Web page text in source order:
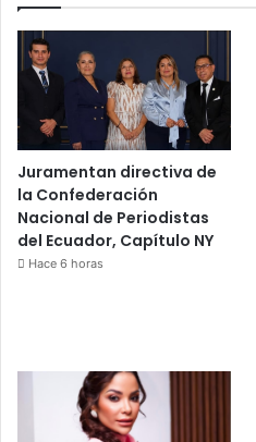
Juramentan directiva de
la Confederación
Nacional de Periodistas
del Ecuador, Capítulo NY
Hace 6 horas